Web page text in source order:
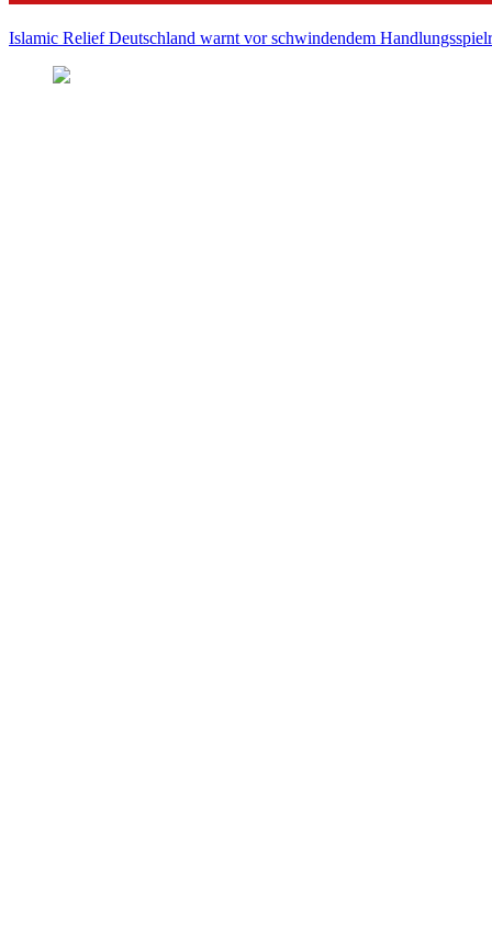
Islamic Relief Deutschland warnt vor schwindendem